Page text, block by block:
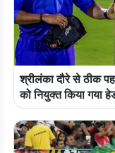
श्रीलंका दौरे से ठीक
को नियुक्त किया गया